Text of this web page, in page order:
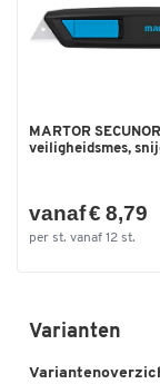
MARTOR
veiligheidsmes,
vanaf € 8,79
per st. vanaf 12 st.
Varianten